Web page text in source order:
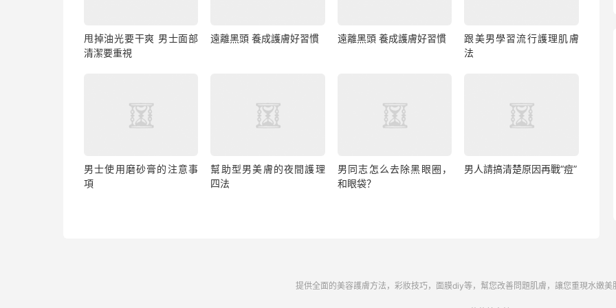
甩掉油光要干爽 男士面部
清潔要重視
遠離黑頭 養成護膚好習慣 遠離黑頭 養成護膚好習慣
跟美男學習流行護理肌膚
法
男士使用磨砂膏的注意事
項
幫助型男美膚的夜間護理
四法
男同志怎么去除黑眼圈，
和眼袋？
男人請搞清楚原因再戰“痘”
提供全面的美容護膚方法，彩妝技巧，面膜diy等，幫您改善問題肌膚，讓您重現水嫩美